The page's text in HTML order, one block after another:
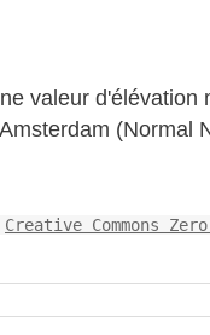
valeur d'élévation
(Normal
Creative Commons